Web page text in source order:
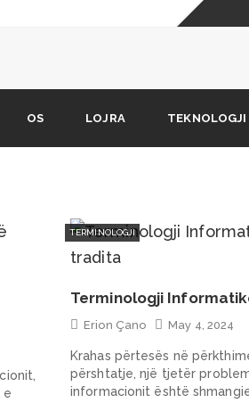
nuk është në
X duhet t’i dijë
OS LOJRA TEKNOLOGJI
e
TERMINOLOGJI
Terminologji
Erion Çano May 4, 2024
Krahas përtesës në
përshtatje, një tjetër
informacionit është shmangie